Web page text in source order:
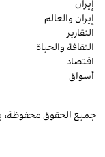
إيران
إيران والعالم
التقارير
الثقافة والحياة
اقتصاد
أسواق
جميع الحقوق محفوظة،